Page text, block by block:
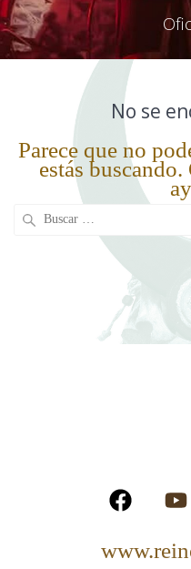
No se
Parece que no
estás